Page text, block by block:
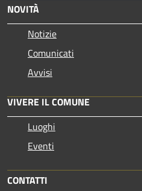
NOVITÀ
Notizie
Comunicati
Avvisi
VIVERE IL COMUNE
Luoghi
Eventi
CONTATTI